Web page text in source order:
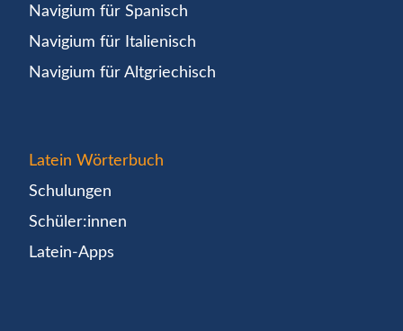
Navigium für Spanisch
Navigium für Italienisch
Navigium für Altgriechisch
Latein Wörterbuch
Schulungen
Schüler:innen
Latein-Apps